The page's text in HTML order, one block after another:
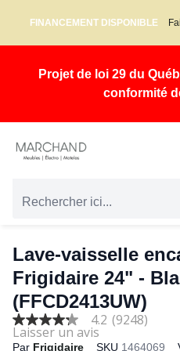
FINANCEMENT DISPONIBLE
Projet de loi 29 du
conformité
Lave-vaisselle
Frigidaire 24" -
(FFCD2413UW)
4.2
out
4.2 (9248)
Par Frigidaire SKU 1464069